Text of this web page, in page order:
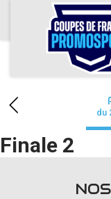
ACCUEIL
ACTUS
CALENDRIER
RÉSULTATS
du
Finale 2